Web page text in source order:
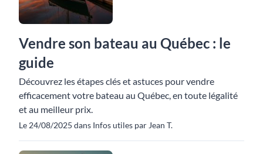
Vendre son bateau au Québec : le
guide
Découvrez les étapes clés et astuces pour vendre
efficacement votre bateau au Québec, en toute légalité
et au meilleur prix.
Le 24/08/2025 dans Infos utiles par Jean T.